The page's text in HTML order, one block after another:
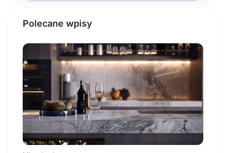
Polecane wpisy